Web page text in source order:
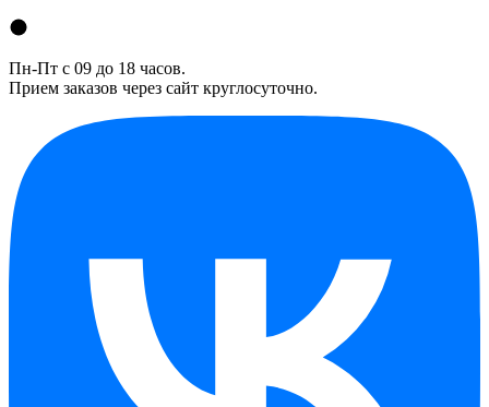
Пн-Пт с 09 до 18 часов.
Прием заказов через сайт круглосуточно.